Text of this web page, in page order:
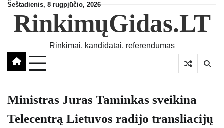
Skip
content
Šeštadienis, 8 rugpjūčio, 2026
RinkimųGidas.LT
Rinkimai, kandidatai, referendumas
Ministras Juras Taminkas sveikina
Telecentrą Lietuvos radijo transliacijų